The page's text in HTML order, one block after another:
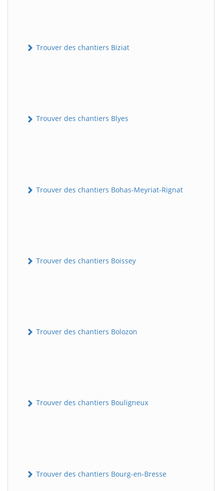
Trouver des chantiers Biziat
Trouver des chantiers Blyes
Trouver des chantiers Bohas-Meyriat-Rignat
Trouver des chantiers Boissey
Trouver des chantiers Bolozon
Trouver des chantiers Bouligneux
Trouver des chantiers Bourg-en-Bresse